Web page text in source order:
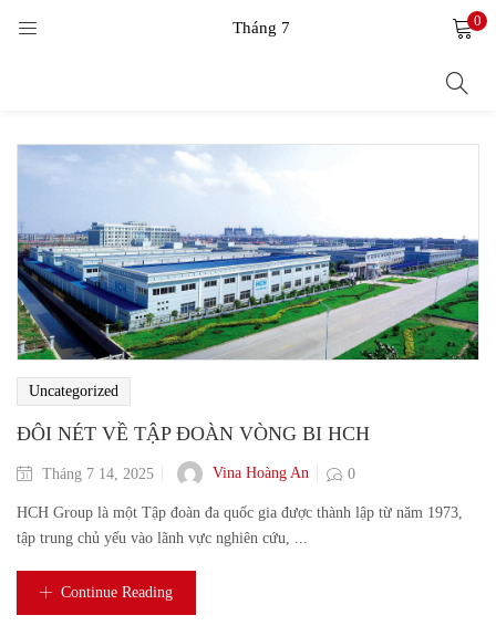
Tháng 7 0
Uncategorized
ĐÔI NÉT VỀ TẬP ĐOÀN VÒNG BI HCH
Tháng 7 14, 2025 Vina Hoàng An 0
HCH Group là một Tập đoàn đa quốc gia được thành lập từ năm 1973,
tập trung chủ yếu vào lãnh vực nghiên cứu, ...
Continue Reading
Remember me
Login
Lost password?